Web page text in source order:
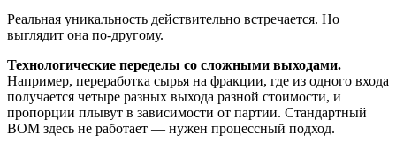
Реальная уникальность действительно встречается. Но
выглядит она по-другому.
Технологические переделы со сложными выходами.
Например, переработка сырья на фракции, где из одного входа
получается четыре разных выхода разной стоимости, и
пропорции плывут в зависимости от партии. Стандартный
BOM здесь не работает — нужен процессный подход.